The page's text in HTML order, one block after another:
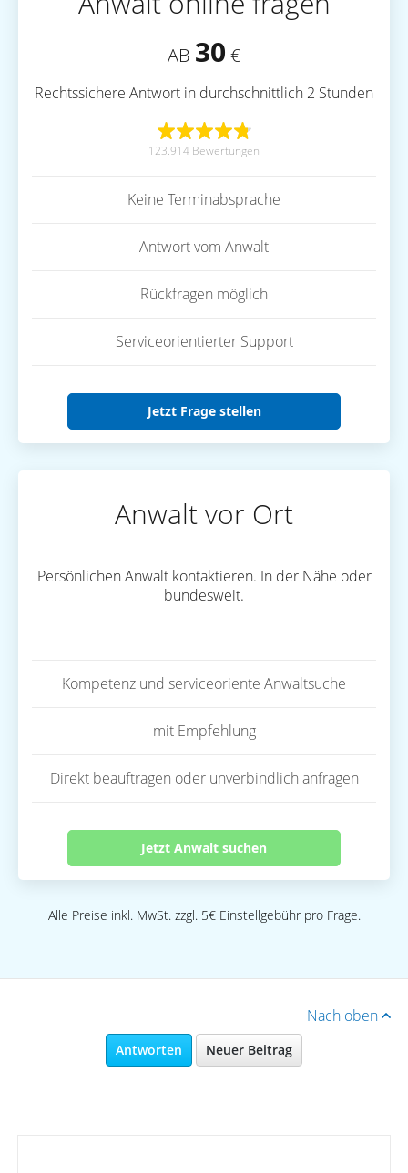
AB 30 €
Rechtssichere Antwort in durchschnittlich 2 Stunden
123.914 Bewertungen
Keine Terminabsprache
Antwort vom Anwalt
Rückfragen möglich
Serviceorientierter Support
Jetzt Frage stellen
Anwalt vor Ort
Persönlichen Anwalt kontaktieren. In der Nähe oder
bundesweit.
Kompetenz und serviceoriente Anwaltsuche
mit Empfehlung
Direkt beauftragen oder unverbindlich anfragen
Jetzt Anwalt suchen
Alle Preise inkl. MwSt. zzgl. 5€ Einstellgebühr pro Frage.
Nach oben
Antworten Neuer Beitrag